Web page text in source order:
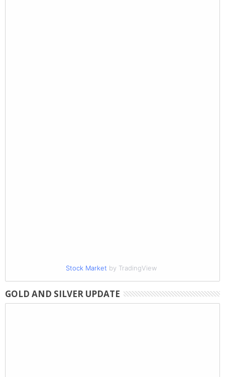
Stock Market by TradingView
GOLD AND SILVER UPDATE